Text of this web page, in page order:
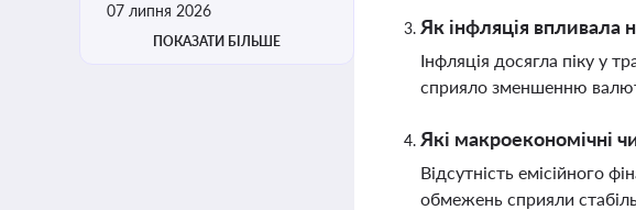
07 липня 2026
ПОКАЗАТИ БІЛЬШЕ
Як інфляція впливала
Інфляція досягла піку у
сприяло зменшенню
Які макроекономічні
Відсутність емісійного
обмежень сприяли